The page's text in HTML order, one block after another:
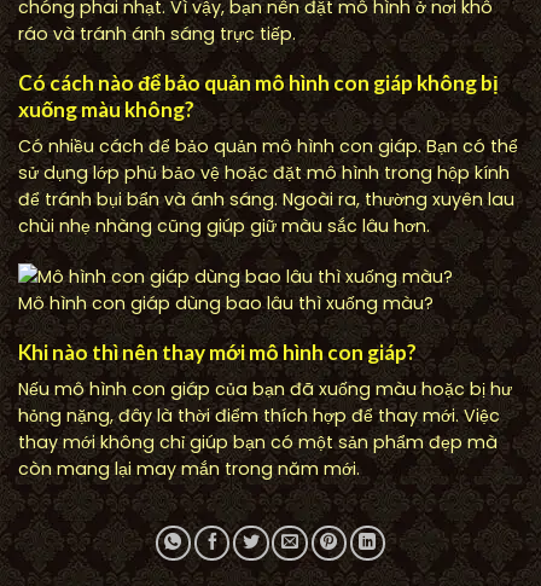
chóng phai nhạt. Vì vậy, bạn nên đặt mô hình ở nơi khô
ráo và tránh ánh sáng trực tiếp.
Có cách nào để bảo quản mô hình con giáp không bị
xuống màu không?
Có nhiều cách để bảo quản mô hình con giáp. Bạn có thể
sử dụng lớp phủ bảo vệ hoặc đặt mô hình trong hộp kính
để tránh bụi bẩn và ánh sáng. Ngoài ra, thường xuyên lau
chùi nhẹ nhàng cũng giúp giữ màu sắc lâu hơn.
Mô hình con giáp dùng bao lâu thì xuống màu?
Khi nào thì nên thay mới mô hình con giáp?
Nếu mô hình con giáp của bạn đã xuống màu hoặc bị hư
hỏng nặng, đây là thời điểm thích hợp để thay mới. Việc
thay mới không chỉ giúp bạn có một sản phẩm đẹp mà
còn mang lại may mắn trong năm mới.